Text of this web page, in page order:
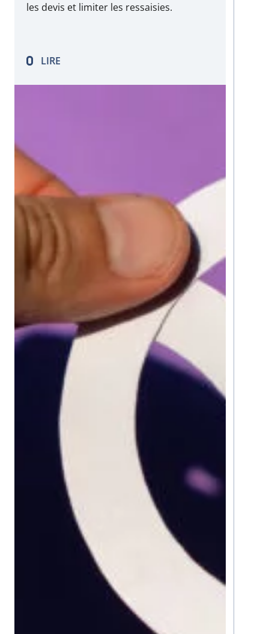
les devis et limiter les ressaisies.
LIRE